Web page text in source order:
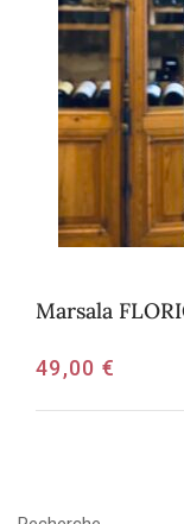
Marsala
49,00€